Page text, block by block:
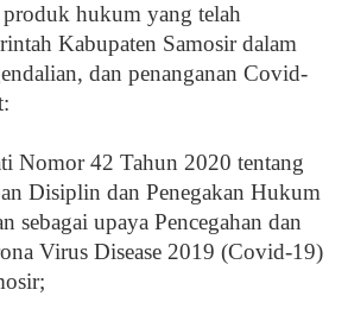
hukum yang telah
Kabupaten Samosir dalam
dan penanganan Covid-
Nomor 42 Tahun 2020 tentang
Disiplin dan Penegakan Hukum
sebagai upaya Pencegahan dan
Virus Disease 2019 (Covid-19)